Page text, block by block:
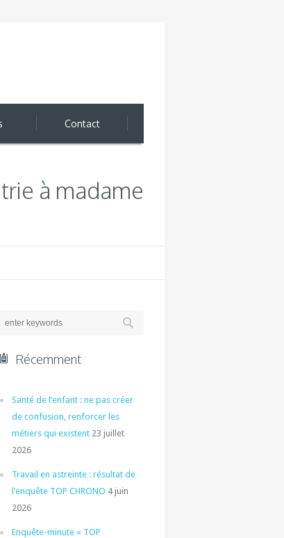
Contact
à madame
Récemment
Santé de l’enfant : ne pas créer
de confusion, renforcer les
métiers qui existent 23 juillet
2026
Travail en astreinte : résultat de
l’enquête TOP CHRONO 4 juin
2026
Enquête-minute « TOP